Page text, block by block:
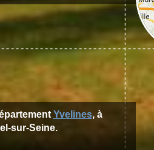
Yvelines, à
sur-Seine.